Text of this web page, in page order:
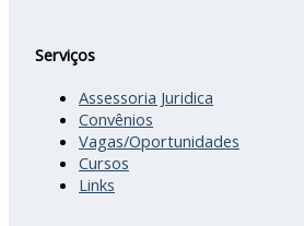
Serviços
Assessoria Juridica
Convênios
Vagas/Oportunidades
Cursos
Links